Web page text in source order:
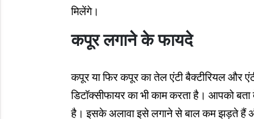
मिलेंगे।
कपूर लगाने के फायदे
कपूर या फिर कपूर का तेल एंटी बैक्टीरियल और
डिटॉक्सीफायर का भी काम करता है। आपको
है। इसके अलावा इसे लगाने से बाल कम झड़ते हैं